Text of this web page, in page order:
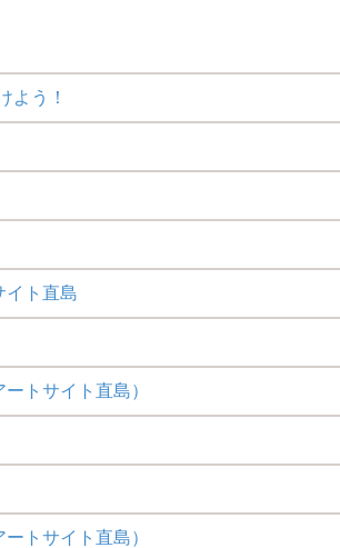
よう！
イト直島
トサイト直島）
トサイト直島）